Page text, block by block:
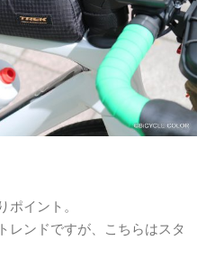
ポイント。
レンドですが、こちらはスタ